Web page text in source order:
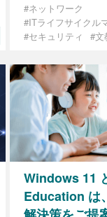
#ネットワーク
#ITライフサイクル
#セキュリティ
#文
Windows 11
Education は